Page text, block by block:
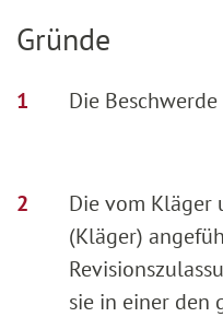
Gründe
Die
Die vom Kläger
(Kläger)
sie in einer den